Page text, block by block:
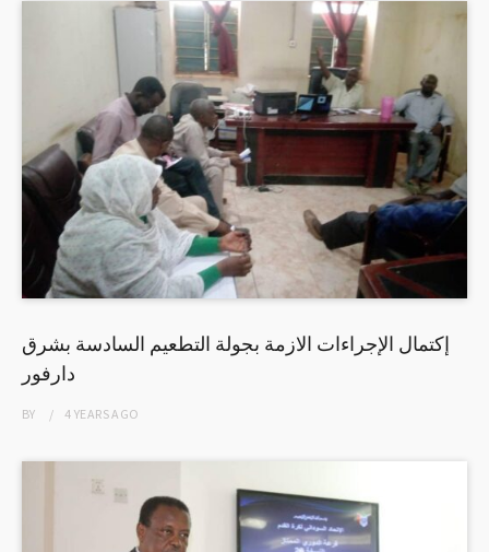
إكتمال الإجراءات الازمة بجولة التطعيم السادسة بشرق
دارفور
BY 4 YEARSAGO